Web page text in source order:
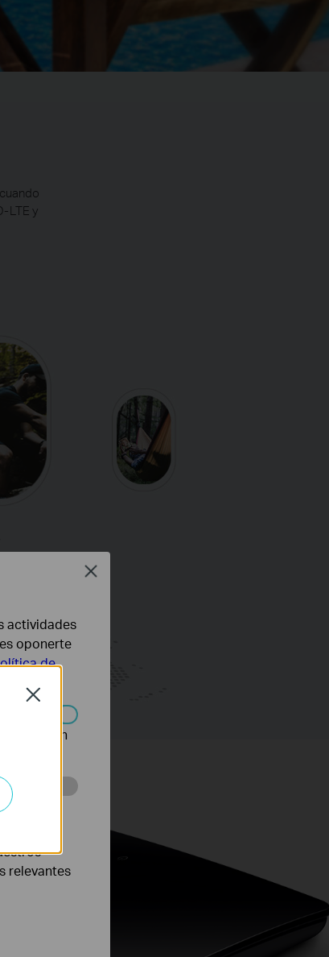
LTE y
Close
actividades
oponerte
de
en
el fin de
relevantes
Close